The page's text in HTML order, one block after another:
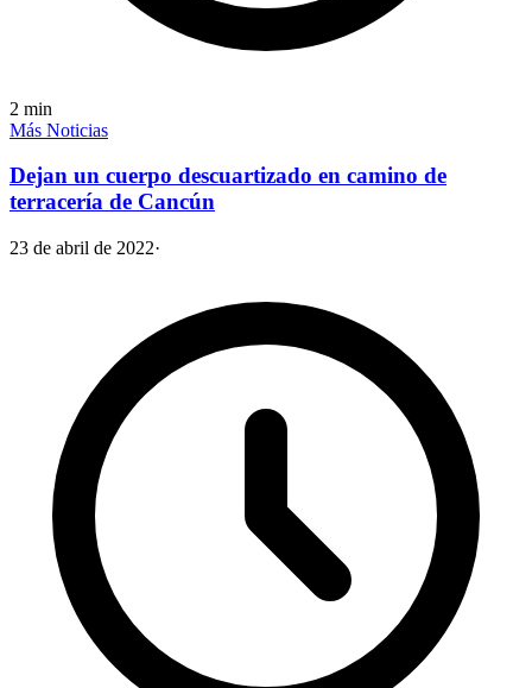
2 min
Más Noticias
Dejan un cuerpo descuartizado en camino de
terracería de Cancún
23 de abril de 2022·